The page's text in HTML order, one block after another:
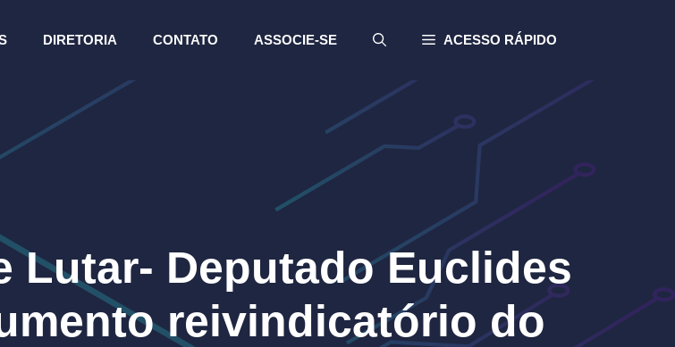
DIRETORIA CONTATO ASSOCIE-SE ACESSO RÁPIDO
Lutar- Deputado Euclides
reivindicatório do